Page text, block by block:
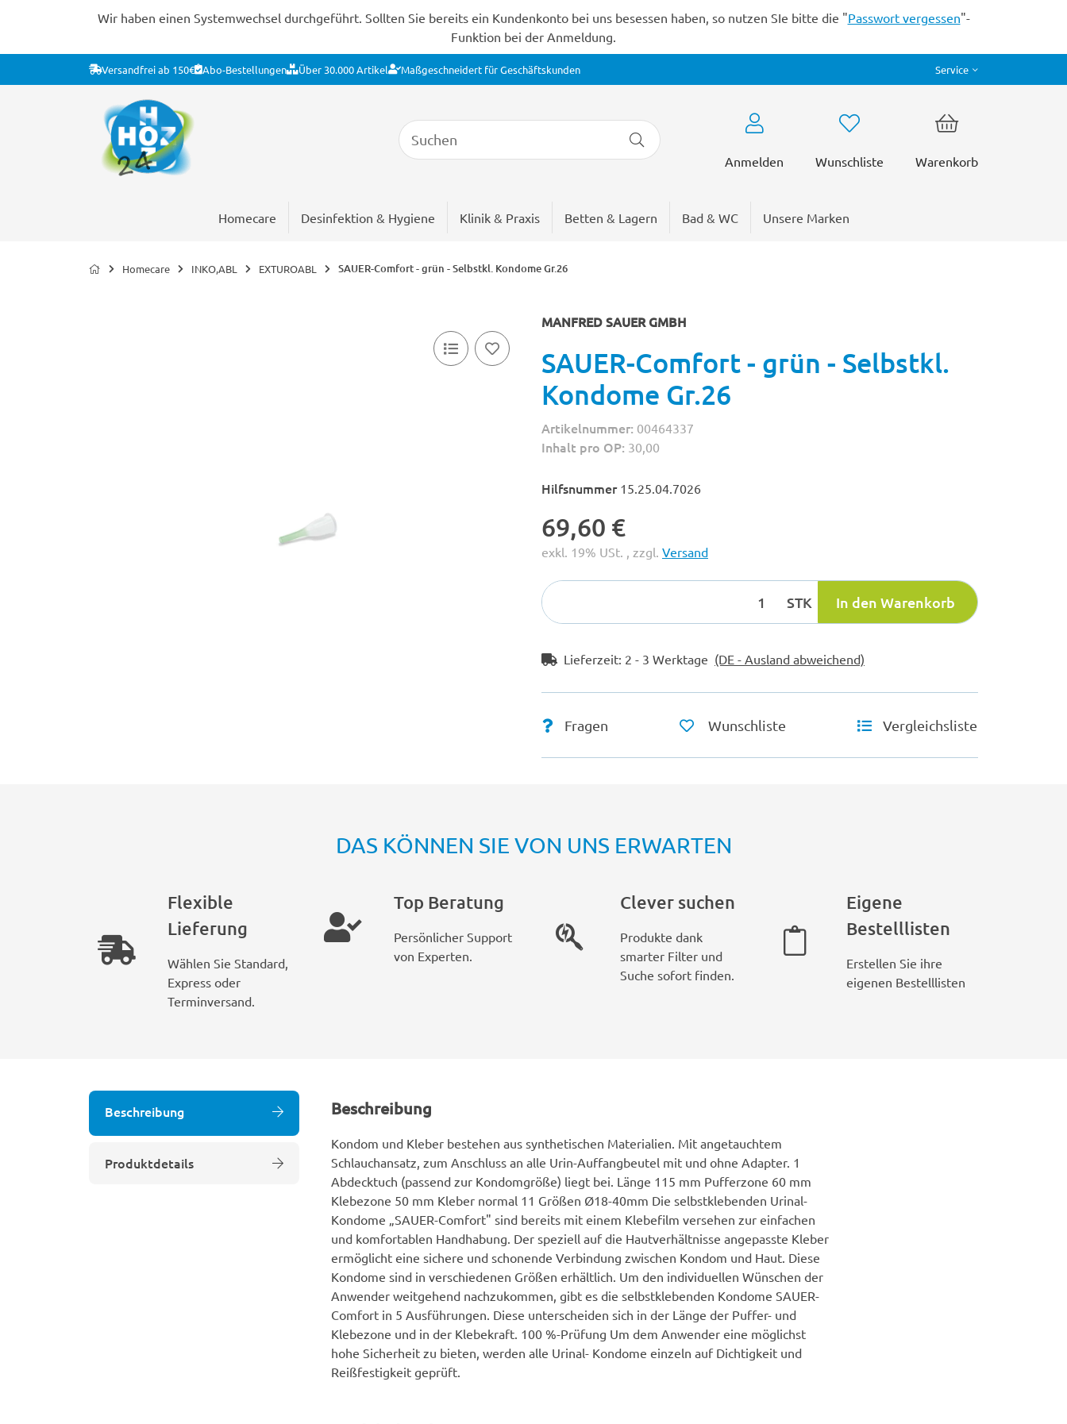
Wir haben einen Systemwechsel durchgeführt. Sollten Sie bereits ein Kundenkonto bei uns besessen haben, so nutzen SIe bitte die "Passwort vergessen"-
Funktion bei der Anmeldung.
Versandfrei ab 150€ Abo-Bestellungen Über 30.000 Artikel Maßgeschneidert für Geschäftskunden Service
Anmelden Wunschliste Warenkorb
Homecare Desinfektion & Hygiene Klinik & Praxis Betten & Lagern Bad & WC Unsere Marken
Homecare INKO,ABL EXTUROABL SAUER-Comfort - grün - Selbstkl. Kondome Gr.26
MANFRED SAUER GMBH
SAUER-Comfort - grün - Selbstkl.
Kondome Gr.26
Artikelnummer: 00464337
Inhalt pro OP: 30,00
Hilfsnummer 15.25.04.7026
69,60 €
exkl. 19% USt. , zzgl. Versand
STK In den Warenkorb
Lieferzeit: 2 - 3 Werktage (DE - Ausland abweichend)
Fragen Wunschliste Vergleichsliste
DAS KÖNNEN SIE VON UNS ERWARTEN
Flexible
Lieferung
Wählen Sie Standard,
Express oder
Terminversand.
Top Beratung
Persönlicher Support
von Experten.
Clever suchen
Produkte dank
smarter Filter und
Suche sofort finden.
Eigene
Bestelllisten
Erstellen Sie ihre
eigenen Bestelllisten
Beschreibung
Produktdetails
Beschreibung
Kondom und Kleber bestehen aus synthetischen Materialien. Mit angetauchtem
Schlauchansatz, zum Anschluss an alle Urin-Auffangbeutel mit und ohne Adapter. 1
Abdecktuch (passend zur Kondomgröße) liegt bei. Länge 115 mm Pufferzone 60 mm
Klebezone 50 mm Kleber normal 11 Größen Ø18-40mm Die selbstklebenden Urinal-
Kondome „SAUER-Comfort" sind bereits mit einem Klebefilm versehen zur einfachen
und komfortablen Handhabung. Der speziell auf die Hautverhältnisse angepasste Kleber
ermöglicht eine sichere und schonende Verbindung zwischen Kondom und Haut. Diese
Kondome sind in verschiedenen Größen erhältlich. Um den individuellen Wünschen der
Anwender weitgehend nachzukommen, gibt es die selbstklebenden Kondome SAUER-
Comfort in 5 Ausführungen. Diese unterscheiden sich in der Länge der Puffer- und
Klebezone und in der Klebekraft. 100 %-Prüfung Um dem Anwender eine möglichst
hohe Sicherheit zu bieten, werden alle Urinal- Kondome einzeln auf Dichtigkeit und
Reißfestigkeit geprüft.